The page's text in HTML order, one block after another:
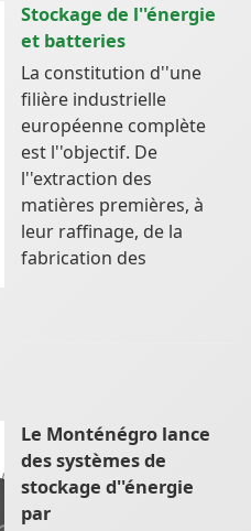
Stockage de l''énergie
et batteries
La constitution d''une
filière industrielle
européenne complète
est l''objectif. De
l''extraction des
matières premières, à
leur raffinage, de la
fabrication des
Le Monténégro lance
des systèmes de
stockage d''énergie
par